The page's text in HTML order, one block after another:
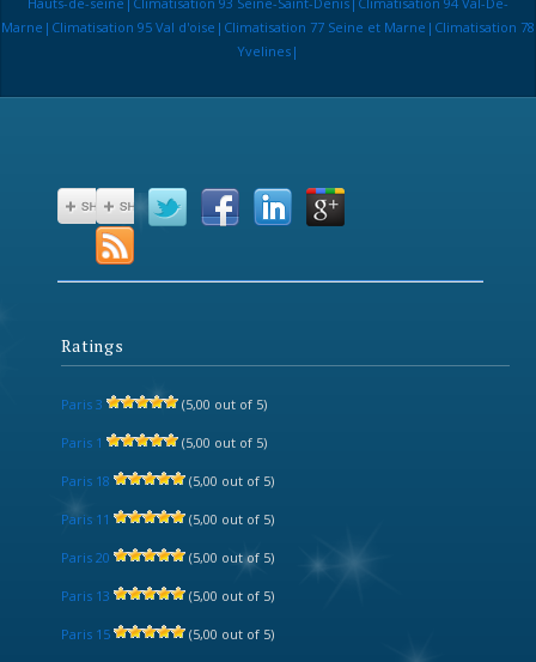
Marne|Climatisation 95 Val d'oise|Climatisation 77 Seine et Marne|Climatisation 78
Yvelines|
Ratings
Paris 3 (5,00 out of 5)
Paris 1 (5,00 out of 5)
Paris 18 (5,00 out of 5)
Paris 11 (5,00 out of 5)
Paris 20 (5,00 out of 5)
Paris 13 (5,00 out of 5)
Paris 15 (5,00 out of 5)